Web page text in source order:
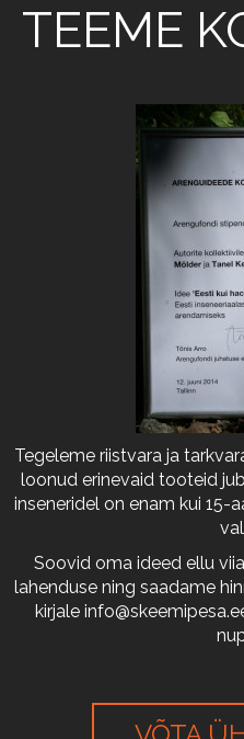
TEEME
Tegeleme riistvara ja
loonud erinevaid tooteid
inseneridel on enam kui
Soovid oma ideed ellu
lahenduse ning saadame
kirjale